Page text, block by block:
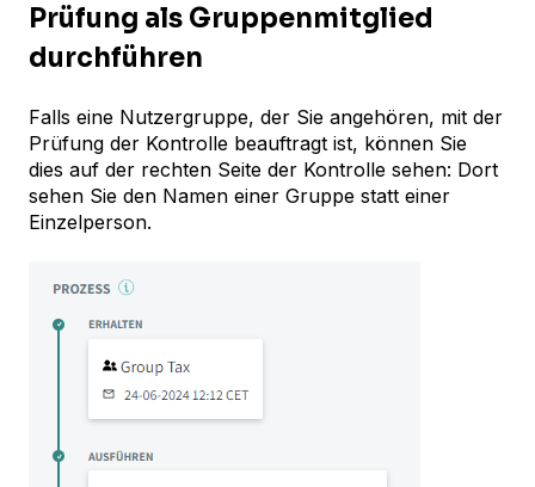
Prüfung als Gruppenmitglied
durchführen
Falls eine Nutzergruppe, der Sie angehören, mit der
Prüfung der Kontrolle beauftragt ist, können Sie
dies auf der rechten Seite der Kontrolle sehen: Dort
sehen Sie den Namen einer Gruppe statt einer
Einzelperson.